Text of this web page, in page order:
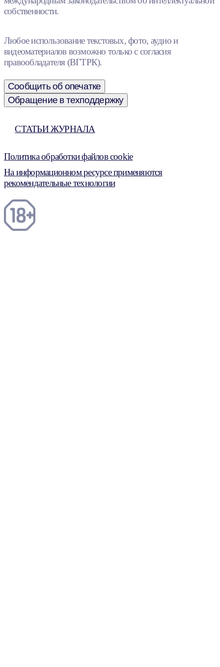
собственности.
Любое использование текстовых, фото, аудио и
видеоматериалов возможно только с согласия
правообладателя (ВГТРК).
Сообщить об опечатке
Обращение в техподдержку
СТАТЬИ ЖУРНАЛА
Политика обработки файлов cookie
На информационном ресурсе применяются
рекомендательные технологии